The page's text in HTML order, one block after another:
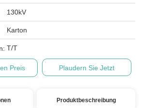
130kV
Karton
T/T
Preis Plaudern Sie Jetzt
Produktbeschreibung